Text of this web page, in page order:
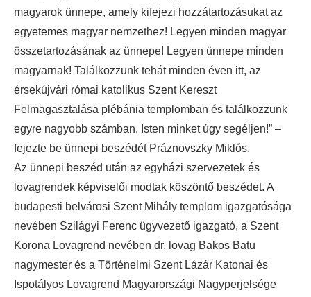
magyarok ünnepe, amely kifejezi hozzátartozásukat az
egyetemes magyar nemzethez! Legyen minden magyar
összetartozásának az ünnepe! Legyen ünnepe minden
magyarnak! Találkozzunk tehát minden éven itt, az
érsekújvári római katolikus Szent Kereszt
Felmagasztalása plébánia templomban és találkozzunk
egyre nagyobb számban. Isten minket úgy segéljen!” –
fejezte be ünnepi beszédét Práznovszky Miklós.
Az ünnepi beszéd után az egyházi szervezetek és
lovagrendek képviselői modtak köszöntő beszédet. A
budapesti belvárosi Szent Mihály templom igazgatósága
nevében Szilágyi Ferenc ügyvezető igazgató, a Szent
Korona Lovagrend nevében dr. lovag Bakos Batu
nagymester és a Történelmi Szent Lázár Katonai és
Ispotályos Lovagrend Magyarországi Nagyperjelsége